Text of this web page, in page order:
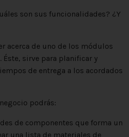
son sus funcionalidades? ¿Y
acerca de uno de los módulos
Éste, sirve para planificar y
de entrega a los acordados
podrás:
de componentes que forma un
una lista de materiales de